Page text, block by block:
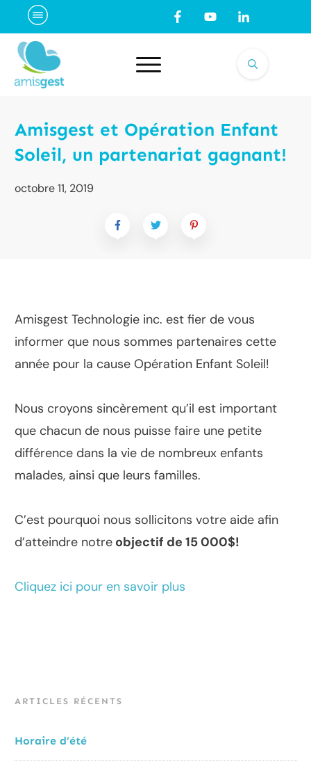
Amisgest et Opération Enfant
Soleil, un partenariat gagnant!
octobre 11, 2019
Amisgest Technologie inc. est fier de vous
informer que nous sommes partenaires cette
année pour la cause Opération Enfant Soleil!
Nous croyons sincèrement qu’il est important
que chacun de nous puisse faire une petite
différence dans la vie de nombreux enfants
malades, ainsi que leurs familles.
C’est pourquoi nous sollicitons votre aide afin
d’atteindre notre objectif de 15 000$!
Cliquez ici pour en savoir plus
ARTICLES RÉCENTS
Horaire d’été